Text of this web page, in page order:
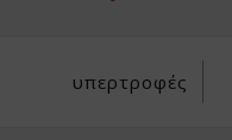
υπερτροφές